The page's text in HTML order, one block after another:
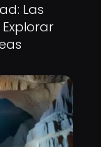
Las